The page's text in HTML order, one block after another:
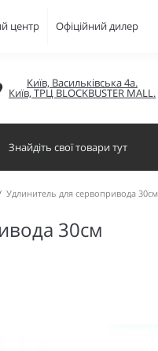
центр Офіційний дилер
Київ, Васильківська 4а.
Київ, ТРЦ BLOCKBUSTER MALL.
Удлинитель для сервопривода 30см
30см